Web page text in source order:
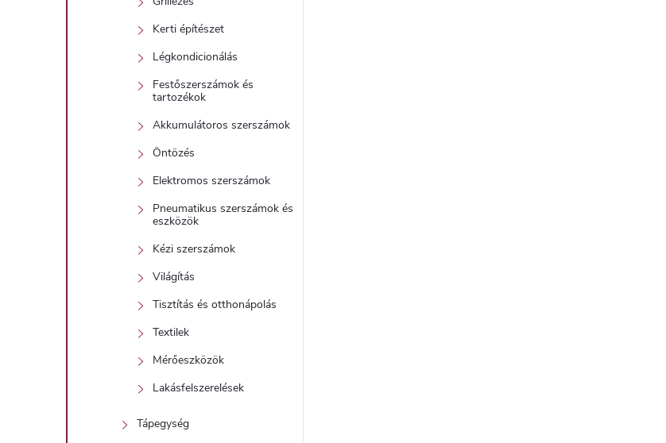
Kerti építészet
Légkondicionálás
Festőszerszámok és
tartozékok
Akkumulátoros szerszámok
Öntözés
Elektromos szerszámok
Pneumatikus szerszámok és
eszközök
Kézi szerszámok
Világítás
Tisztítás és otthonápolás
Textilek
Mérőeszközök
Lakásfelszerelések
Tápegység